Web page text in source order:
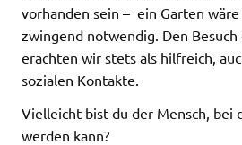
vorhanden sein – ein Garten
zwingend notwendig. Den
erachten wir stets als hilfreich,
sozialen Kontakte.
Vielleicht bist du der Mensch, bei
werden kann?